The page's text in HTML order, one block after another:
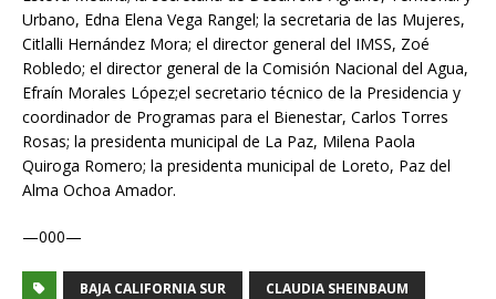
Urbano, Edna Elena Vega Rangel; la secretaria de las Mujeres,
Citlalli Hernández Mora; el director general del IMSS, Zoé
Robledo; el director general de la Comisión Nacional del Agua,
Efraín Morales López;el secretario técnico de la Presidencia y
coordinador de Programas para el Bienestar, Carlos Torres
Rosas; la presidenta municipal de La Paz, Milena Paola
Quiroga Romero; la presidenta municipal de Loreto, Paz del
Alma Ochoa Amador.
—000—
BAJA CALIFORNIA SUR CLAUDIA SHEINBAUM